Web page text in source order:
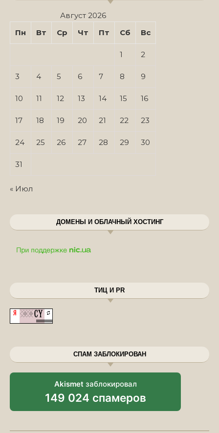
Август 2026
Пн
Вт Ср Чт Пт Сб Вс
1 2
3 4 5 6 7 8 9
10 11 12 13 14 15 16
17 18 19 20 21 22 23
24 25 26 27 28 29 30
31
« Июл
ДОМЕНЫ И ОБЛАЧНЫЙ ХОСТИНГ
ТИЦ И PR
СПАМ ЗАБЛОКИРОВАН
Akismet заблокировал
149 024 спамеров